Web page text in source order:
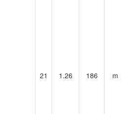
21 1.26 186 m